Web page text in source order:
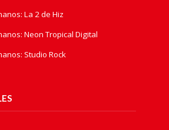
La 2 de Hiz
Neon Tropical Digital
Studio Rock